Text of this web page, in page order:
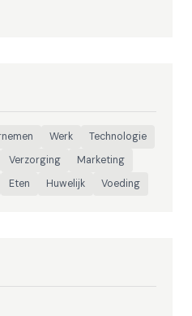
Werk
Technologie
Verzorging
Marketing
Eten Huwelijk Voeding